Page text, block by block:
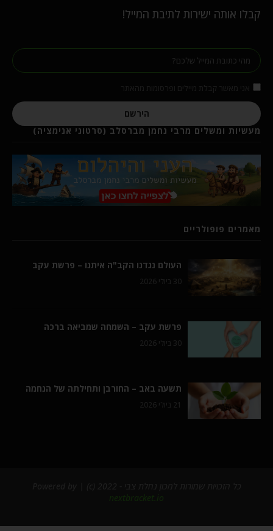
קבלו אותה ישירות לתיבת המייל!
הירשם
מעשיות ומשלים מרבי נחמן מברסלב (סרטוני אנימציה)
מאמרים פופולריים
העולם נגדנו הקב"ה איתנו – פרשת עקב
30 ביולי 2026
פרשת עקב – השמחה שמביאה ברכה
30 ביולי 2026
תשעה באב – החורבן ותחילתה של הנחמה
21 ביולי 2026
nextbracket.io